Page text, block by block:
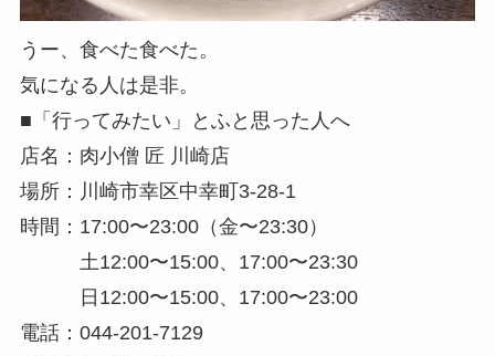
うー、食べた食べた。
気になる人は是非。
■「行ってみたい」とふと思った人へ
店名：肉小僧 匠 川崎店
場所：川崎市幸区中幸町3-28-1
時間：17:00〜23:00（金〜23:30）
土12:00〜15:00、17:00〜23:30
日12:00〜15:00、17:00〜23:00
電話：044-201-7129